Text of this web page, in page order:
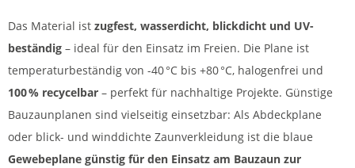
Das Material ist zugfest, wasserdicht, blickdicht und UV-
beständig – ideal für den Einsatz im Freien. Die Plane ist
temperaturbeständig von -40 °C bis +80 °C, halogenfrei und
100 % recycelbar – perfekt für nachhaltige Projekte. Günstige
Bauzaunplanen sind vielseitig einsetzbar: Als Abdeckplane
oder blick- und winddichte Zaunverkleidung ist die blaue
Gewebeplane günstig für den Einsatz am Bauzaun zur